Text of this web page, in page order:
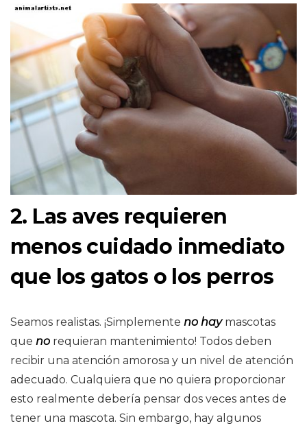
2. Las aves requieren
menos cuidado inmediato
que los gatos o los perros
Seamos realistas. ¡Simplemente no haymascotas
que no requieran mantenimiento! Todos deben
recibir una atención amorosa y un nivel de atención
adecuado. Cualquiera que no quiera proporcionar
esto realmente debería pensar dos veces antes de
tener una mascota. Sin embargo, hay algunos